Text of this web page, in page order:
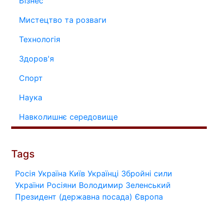
Мистецтво та розваги
Технологія
Здоров'я
Спорт
Наука
Навколишнє середовище
Tags
Росія Україна Київ Українці Збройні сили
України Росіяни Володимир Зеленський
Президент (державна посада) Європа